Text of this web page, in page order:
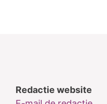
Redactie website